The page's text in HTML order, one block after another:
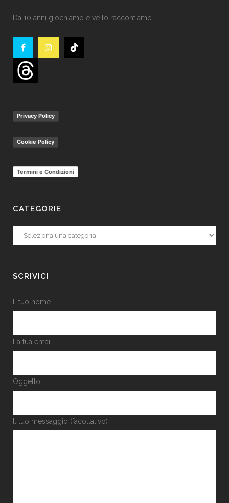
Da 10 anni giochiamo e ve lo raccontiamo.
Privacy Policy
Cookie Policy
Termini e Condizioni
CATEGORIE
Categorie
SCRIVICI
Il tuo nome
La tua email
Oggetto
Il tuo messaggio (facoltativo)